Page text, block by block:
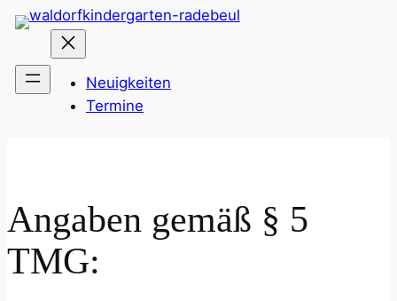
Neuigkeiten
Termine
Angaben gemäß § 5
TMG: